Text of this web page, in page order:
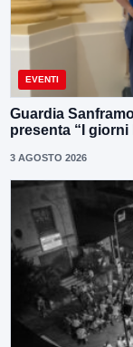
EVENTI
Guardia
presenta “I giorni
3 AGOSTO 2026